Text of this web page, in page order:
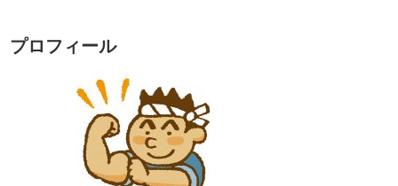
プロフィール